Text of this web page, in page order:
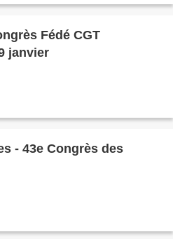
Fédé CGT
janvier
- 43e Congrès des